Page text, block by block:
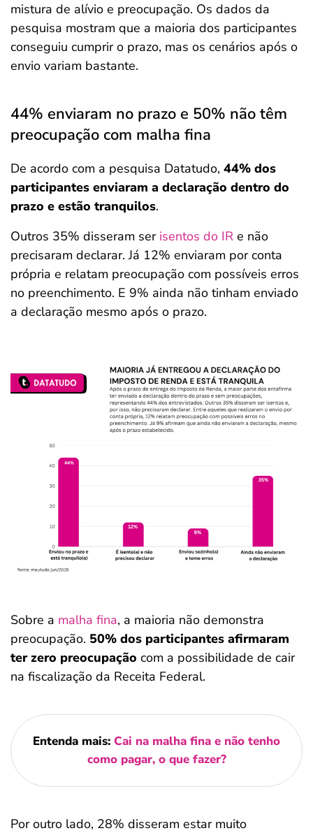
mistura de alívio e preocupação. Os dados da
pesquisa mostram que a maioria dos participantes
conseguiu cumprir o prazo, mas os cenários após o
envio variam bastante.
44% enviaram no prazo e 50% não têm
preocupação com malha fina
De acordo com a pesquisa Datatudo, 44% dos
participantes enviaram a declaração dentro do
prazo e estão tranquilos.
Outros 35% disseram ser isentos do IR e não
precisaram declarar. Já 12% enviaram por conta
própria e relatam preocupação com possíveis erros
no preenchimento. E 9% ainda não tinham enviado
a declaração mesmo após o prazo.
Sobre a malha fina, a maioria não demonstra
preocupação. 50% dos participantes afirmaram
ter zero preocupação com a possibilidade de cair
na fiscalização da Receita Federal.
Entenda mais: Cai na malha fina e não tenho
como pagar, o que fazer?
Por outro lado, 28% disseram estar muito